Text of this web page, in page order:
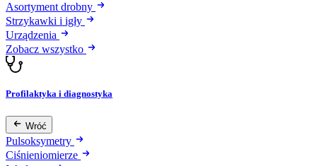
Asortyment drobny
Strzykawki i igły
Urządzenia
Zobacz wszystko
Profilaktyka i diagnostyka
Wróć
Pulsoksymetry
Ciśnieniomierze